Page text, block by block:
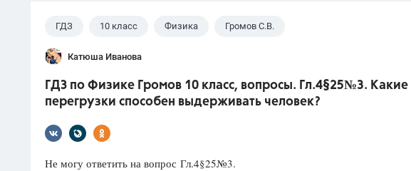
Популярные темы
ГДЗ
ОГЭ
Домашнее задание
Школа
ГДЗ 10 класс Физика Громов С.В.
Катюша Иванова
ГДЗ по Физике Громов 10 класс, вопросы. Гл.4§25№3. Какие
перегрузки способен выдерживать человек?
Не могу ответить на вопрос Гл.4§25№3.